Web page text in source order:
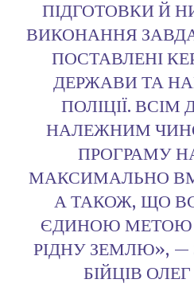
ПІДГОТОВКИ Й
ВИКОНАННЯ
ПОСТАВЛЕНІ
ДЕРЖАВИ ТА
ПОЛІЦІЇ.
НАЛЕЖНИМ
ПРОГРАМУ
МАКСИМАЛЬНО
А ТАКОЖ, ЩО
ЄДИНОЮ МЕТОЮ
РІДНУ ЗЕМЛЮ», —
БІЙЦІВ